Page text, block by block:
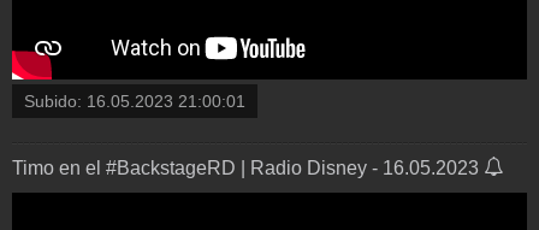
Subido: 16.05.2023 21:00:01
Timo en el #BackstageRD | Radio Disney - 16.05.2023